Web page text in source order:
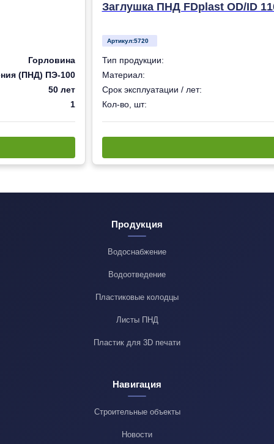
Горловина
(ПНД) ПЭ-100
50 лет
1
Заглушка ПНД FDplast OD/ID
Артикул:5720
Тип продукции:
Материал:
Срок эксплуатации / лет:
Кол-во, шт:
Продукция
Водоснабжение
Водоотведение
Пластиковые колодцы
Листы ПНД
Пластик для 3D печати
Навигация
Строительные объекты
Новости